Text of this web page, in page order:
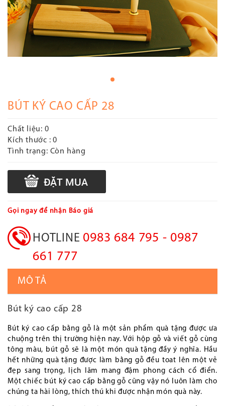
BÚT KÝ CAO CẤP 28
Chất liệu: 0
Kích thước : 0
Tình trạng: Còn hàng
Gọi ngay để nhận Báo giá
HOTLINE 0983 684 795 - 0987
661 777
MÔ TẢ
Bút ký cao cấp 28
Bút ký cao cấp bằng gỗ là một sản phẩm quà tặng được ưa
chuộng trên thị trường hiện nay. Với hộp gỗ và viết gỗ cùng
tông màu, bút gỗ sẽ là một món quà tặng đầy ý nghĩa. Hầu
hết những quà tặng được làm bằng gỗ đều toat lên một vẻ
đẹp sang trọng, lịch lãm mang đậm phong cách cổ điển.
Một chiếc bút ký cao cấp bằng gỗ cũng vậy nó luôn làm cho
chúng ta hài lòng, thích thú khi được nhận món quà này.